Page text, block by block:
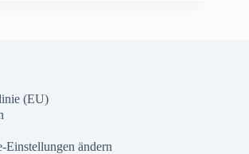
(EU)
Einstellungen ändern